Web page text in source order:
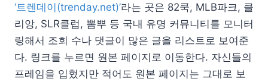
‘트렌데이(trenday.net)’라는 곳은 82쿡, MLB파크, 클
리앙, SLR클럽, 뽐뿌 등 국내 유명 커뮤니티를 모니터
링해서 조회 수나 댓글이 많은 글을 리스트로 보여준
다. 링크를 누르면 원본 페이지로 이동한다. 자신들의
프레임을 입혔지만 적어도 원본 페이지는 그대로 보